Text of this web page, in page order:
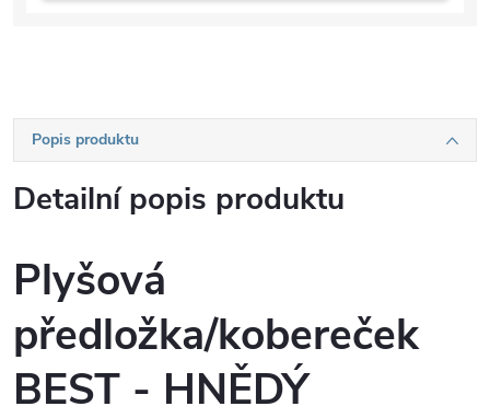
Popis produktu
Detailní popis produktu
Plyšová
předložka/kobereček
BEST - HNĚDÝ